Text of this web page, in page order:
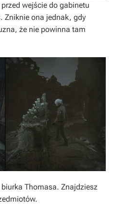
wejście do gabinetu
Zniknie ona jednak, gdy
że nie powinna tam
Thomasa. Znajdziesz